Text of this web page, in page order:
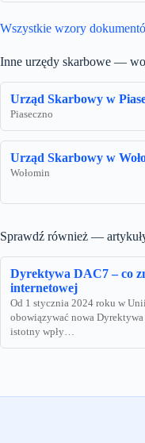
Wszystkie wzory
Inne urzędy skarbowe —
Urząd Skarbowy w
Piaseczno
Urząd Skarbowy w
Wołomin
Sprawdź również —
Dyrektywa DAC7 – co
internetowej
Od 1 stycznia 2024 roku w
obowiązywać nowa
istotny wpły…